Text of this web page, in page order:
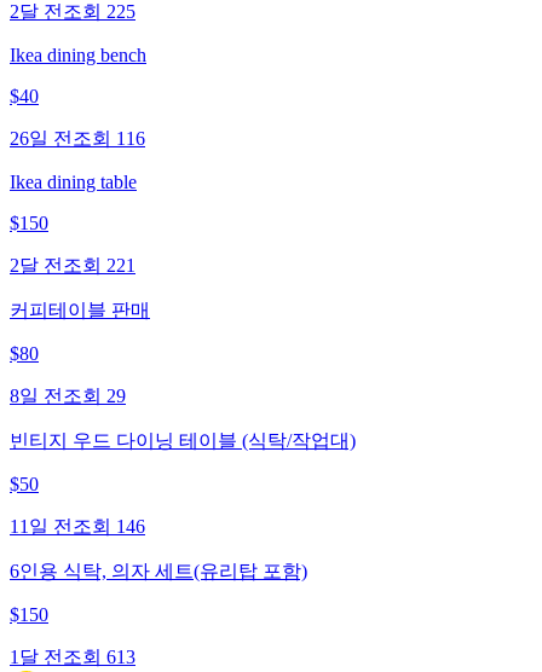
2달 전 조회 225
Ikea dining bench
$40
26일 전 조회 116
Ikea dining table
$150
2달 전 조회 221
커피테이블 판매
$80
8일 전 조회 29
빈티지 우드 다이닝 테이블 (식탁/작업대)
$50
11일 전 조회 146
6인용 식탁, 의자 세트(유리탑 포함)
$150
1달 전 조회 613